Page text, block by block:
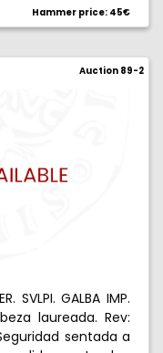
Hammer price: 45€
Auction 89-2
SVLPI. GALBA IMP.
laureada. Rev:
Seguridad sentada a